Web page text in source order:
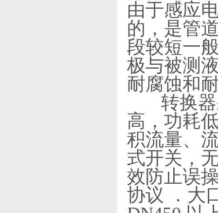
由于感应
的，是管
段较短一
极与被测
耐腐蚀和
转换器
高，功耗
积流量、
式开关，
效防止误
协议 ．大